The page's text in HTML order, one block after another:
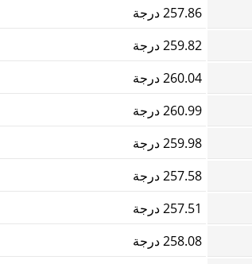
257.86 درجة
259.82 درجة
260.04 درجة
260.99 درجة
259.98 درجة
257.58 درجة
257.51 درجة
258.08 درجة